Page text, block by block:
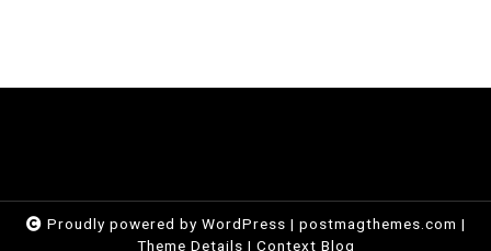
Proudly powered by WordPress | postmagthemes.com |
Theme Details | Context Blog